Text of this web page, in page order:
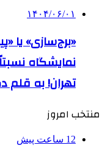
۱۴۰۴/۰۶/۰۱
«برج‌سازی» یا
نمایشگاه
تهران! به قلم
منتخب امروز
12 ساعت پیش